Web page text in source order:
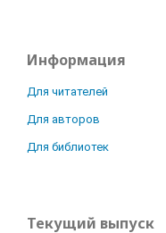
Информация
Для читателей
Для авторов
Для библиотек
Текущий выпуск